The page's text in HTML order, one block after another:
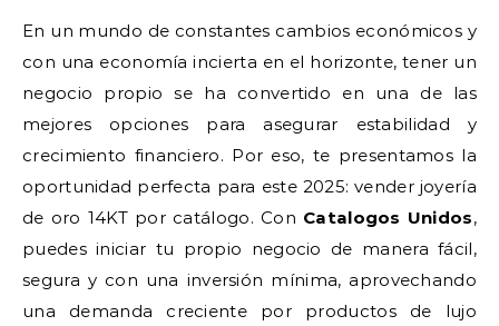
En un mundo de constantes cambios económicos y
con una economía incierta en el horizonte, tener un
negocio propio se ha convertido en una de las
mejores opciones para asegurar estabilidad y
crecimiento financiero. Por eso, te presentamos la
oportunidad perfecta para este 2025: vender joyería
de oro 14KT por catálogo. Con Catalogos Unidos,
puedes iniciar tu propio negocio de manera fácil,
segura y con una inversión mínima, aprovechando
una demanda creciente por productos de lujo